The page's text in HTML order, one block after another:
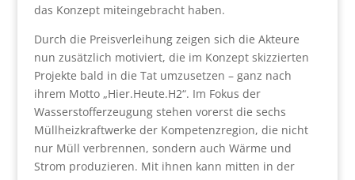
das Konzept miteingebracht haben.
Durch die Preisverleihung zeigen sich die Akteure
nun zusätzlich motiviert, die im Konzept skizzierten
Projekte bald in die Tat umzusetzen – ganz nach
ihrem Motto „Hier.Heute.H2“. Im Fokus der
Wasserstofferzeugung stehen vorerst die sechs
Müllheizkraftwerke der Kompetenzregion, die nicht
nur Müll verbrennen, sondern auch Wärme und
Strom produzieren. Mit ihnen kann mitten in der